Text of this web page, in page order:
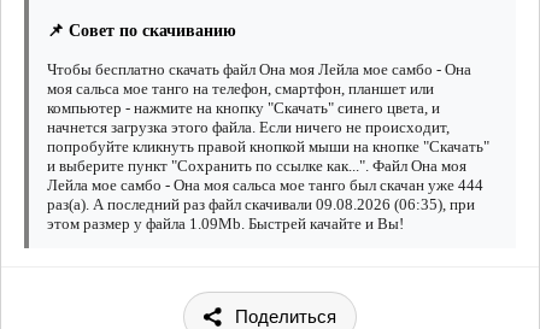
📌 Совет по скачиванию
Чтобы бесплатно скачать файл Она моя Лейла мое самбо - Она
моя сальса мое танго на телефон, смартфон, планшет или
компьютер - нажмите на кнопку "Скачать" синего цвета, и
начнется загрузка этого файла. Если ничего не происходит,
попробуйте кликнуть правой кнопкой мыши на кнопке "Скачать"
и выберите пункт "Сохранить по ссылке как...". Файл Она моя
Лейла мое самбо - Она моя сальса мое танго был скачан уже 444
раз(а). А последний раз файл скачивали 09.08.2026 (06:35), при
этом размер у файла 1.09Mb. Быстрей качайте и Вы!
Поделиться